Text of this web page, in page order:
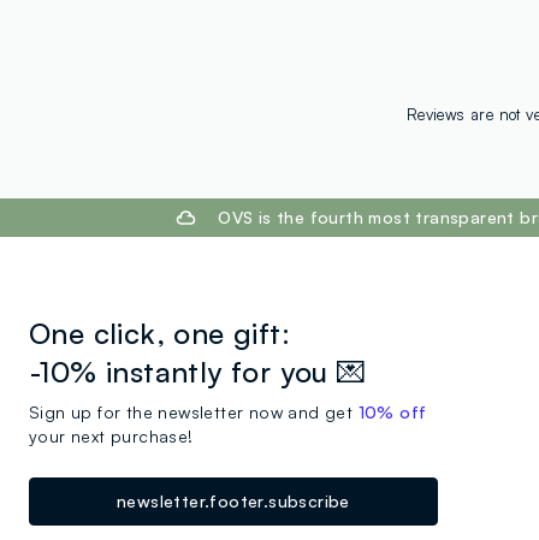
Reviews are not
OVS is the fourth most transparent
One click, one gift:
-10% instantly for you 💌
Sign up for the newsletter now and get 10% off
your next purchase!
newsletter.footer.subscribe